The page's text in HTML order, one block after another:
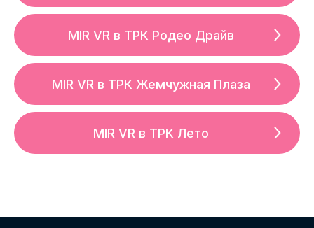
MIR VR в ТРК Родео Драйв
MIR VR в ТРК Жемчужная Плаза
MIR VR в ТРК Лето